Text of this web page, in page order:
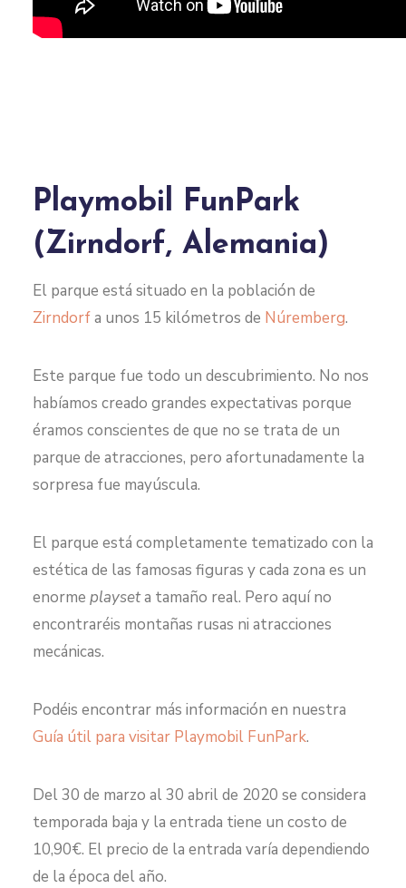
Playmobil FunPark
(Zirndorf, Alemania)
El parque está situado en la población de
Zirndorfa unos 15 kilómetros de Núremberg.
Este parque fue todo un descubrimiento. No nos
habíamos creado grandes expectativas porque
éramos conscientes de que no se trata de un
parque de atracciones, pero afortunadamente la
sorpresa fue mayúscula.
El parque está completamente tematizado con la
estética de las famosas figuras y cada zona es un
enorme playseta tamaño real. Pero aquí no
encontraréis montañas rusas ni atracciones
mecánicas.
Podéis encontrar más información en nuestra
Guía útil para visitar Playmobil FunPark.
Del 30 de marzo al 30 abril de 2020 se considera
temporada baja y la entrada tiene un costo de
10,90€. El precio de la entrada varía dependiendo
de la época del año.